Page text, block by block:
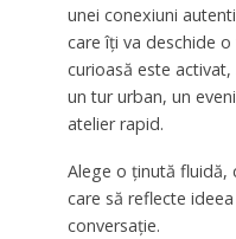
unei conexiuni
care îți va deschide
curioasă este
un tur urban, un
atelier rapid.
Alege o ținută fluidă,
care să reflecte
conversație.